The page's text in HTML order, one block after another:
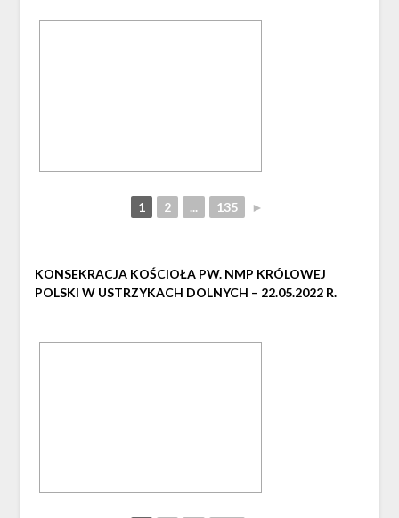
1 2 ... 135 ►
KONSEKRACJA KOŚCIOŁA PW. NMP KRÓLOWEJ
POLSKI W USTRZYKACH DOLNYCH – 22.05.2022 R.